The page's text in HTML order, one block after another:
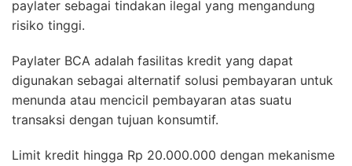
paylater sebagai tindakan ilegal yang mengandung
risiko tinggi.
Paylater BCA adalah fasilitas kredit yang dapat
digunakan sebagai alternatif solusi pembayaran untuk
menunda atau mencicil pembayaran atas suatu
transaksi dengan tujuan konsumtif.
Limit kredit hingga Rp 20.000.000 dengan mekanisme